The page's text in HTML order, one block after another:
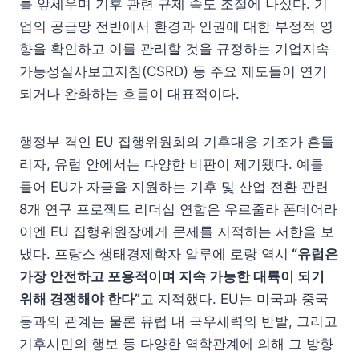
를 앞세우며 기후 관련 규제 속도 조절에 나섰다. 기
업의 공급망 전반에서 환경과 인권에 대한 부정적 영
향을 확인하고 이를 관리할 것을 규정하는 기업지속
가능성실사보고지침(CSRD) 등 주요 제도들이 연기
되거나 완화하는 흐름이 대표적이다.
행정부 격인 EU 집행위원회의 기후대응 기조가 흔들
리자, 유럽 안에서는 다양한 비판이 제기됐다. 예를
들어 EU가 자금을 지원하는 기후 및 산업 전환 관련
8개 연구 프로젝트 리더십 연합은 우르줄라 폰데어라
이엔 EU 집행위원장에게 문제를 지적하는 서한을 보
냈다. 프랑스 생태경제학자 알루에 로랑 역시 “유럽은
가장 안전하고 포용적이며 지속 가능한 대륙이 되기
위해 경쟁해야 한다”고 지적했다. EU는 미국과 중국
등과의 관계는 물론 유럽 내 극우세력의 반발, 그리고
기후시민의 행보 등 다양한 역학관계에 의해 그 방향